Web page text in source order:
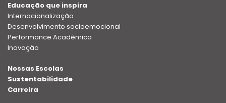
Educação que inspira
Internacionalização
Desenvolvimento socioemocional
Performance Acadêmica
Inovação
Nossas Escolas
Sustentabilidade
Carreira